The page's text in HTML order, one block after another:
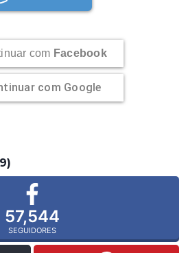
com Facebook
com Google
57,544
SEGUIDORES